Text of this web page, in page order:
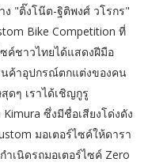
ง "ติ๊งโน๊ต-ฐิติพงศ์ วโรกร"
Bike Competition ที่
ค์ชาวไทยได้แสดงฝีมือ
ค้าอุปกรณ์ตกแต่งของคน
ดๆ เราได้เชิญกูรู
ซึ่งมีชื่อเสียงโด่งดัง
มอเตอร์ไซค์ให้ดารา
เนิดรถมอเตอร์ไซค์ Zero